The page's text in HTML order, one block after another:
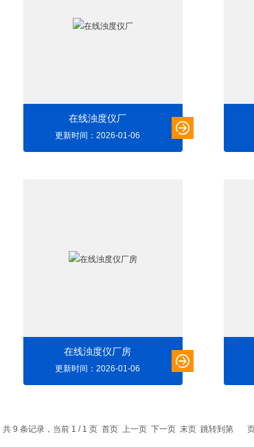
在线浊度仪厂
更新时间：2026-01-06
在线浊度仪厂房
更新时间：2026-01-06
共 9 条记录，当前 1 / 1 页 首页 上一页 下一页 末页 跳转到第